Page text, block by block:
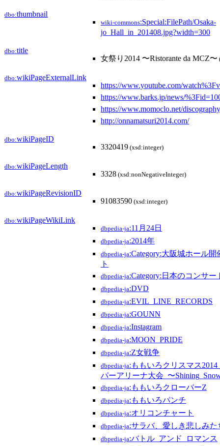
dbo:thumbnail
wiki-commons:Special:FilePath/Osaka-
jo_Hall_in_201408.jpg?width=300
dbo:title
女祭り2014 〜Ristorante da MCZ〜
dbo:wikiPageExternalLink
https://www.youtube.com/
https://www.barks.jp/news/
https://www.momoclo.net/
http://onnamatsuri2014.com/
dbo:wikiPageID
3320419 (xsd:integer)
dbo:wikiPageLength
3328 (xsd:nonNegativeInteger)
dbo:wikiPageRevisionID
91083590 (xsd:integer)
dbo:wikiPageWikiLink
dbpedia-ja:11月24日
dbpedia-ja:2014年
dbpedia-ja:Category:大阪城ホール
ト
dbpedia-ja:Category:日本のコンサー
dbpedia-ja:DVD
dbpedia-ja:EVIL_LINE_RECORDS
dbpedia-ja:GOUNN
dbpedia-ja:Instagram
dbpedia-ja:MOON_PRIDE
dbpedia-ja:Z女戦争
dbpedia-ja:ももいろクリスマス
パーアリーナ大会_〜
dbpedia-ja:ももいろクローバーZ
dbpedia-ja:ももいろパンチ
dbpedia-ja:オリコンチャート
dbpedia-ja:サラバ、愛しき悲しみた
dbpedia-ja:バトル_アンド_ロマンス